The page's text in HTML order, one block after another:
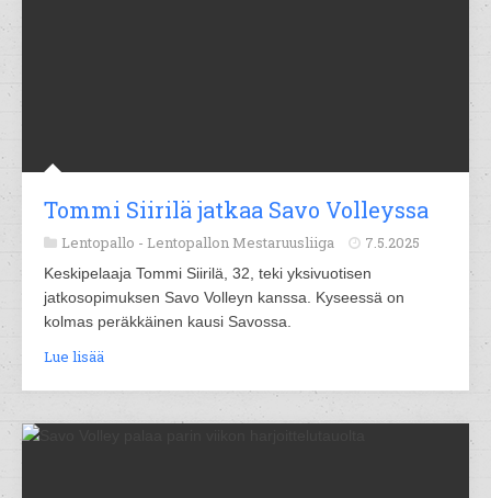
Tommi Siirilä jatkaa Savo Volleyssa
Lentopallo - Lentopallon Mestaruusliiga 7.5.2025
Keskipelaaja Tommi Siirilä, 32, teki yksivuotisen
jatkosopimuksen Savo Volleyn kanssa. Kyseessä on
kolmas peräkkäinen kausi Savossa.
Lue lisää